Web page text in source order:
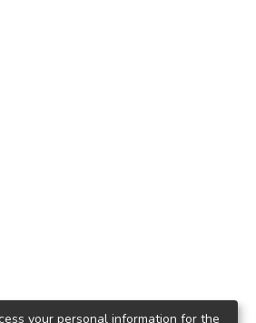
your personal information for the